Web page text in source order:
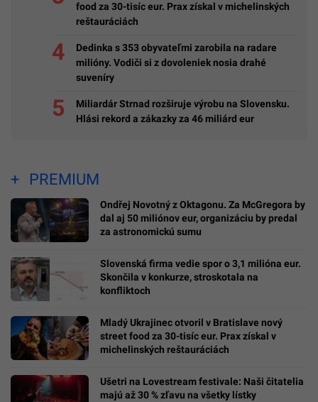
food za 30-tisíc eur. Prax získal v michelinských
reštauráciách
Dedinka s 353 obyvateľmi zarobila na radare
milióny. Vodiči si z dovoleniek nosia drahé
suveníry
Miliardár Strnad rozširuje výrobu na Slovensku.
Hlási rekord a zákazky za 46 miliárd eur
PREMIUM
Ondřej Novotný z Oktagonu. Za McGregora by
dal aj 50 miliónov eur, organizáciu by predal
za astronomickú sumu
Slovenská firma vedie spor o 3,1 milióna eur.
Skončila v konkurze, stroskotala na
konfliktoch
Mladý Ukrajinec otvoril v Bratislave nový
street food za 30-tisíc eur. Prax získal v
michelinských reštauráciách
Ušetri na Lovestream festivale: Naši čitatelia
majú až 30 % zľavu na všetky lístky